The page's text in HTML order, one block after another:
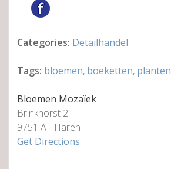
Categories: Detailhandel
Tags: bloemen, boeketten, planten
Bloemen Mozaïek
Brinkhorst 2
9751 AT Haren
Get Directions